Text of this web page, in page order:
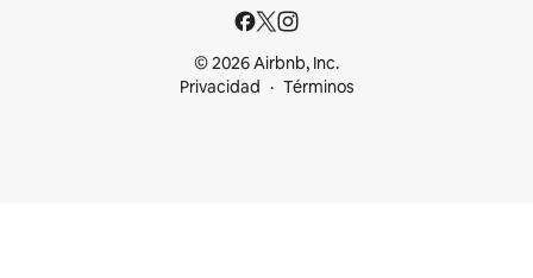
© 2026 Airbnb, Inc.
Privacidad
Términos